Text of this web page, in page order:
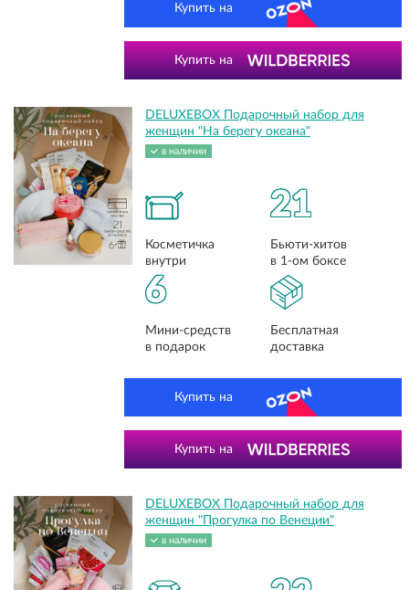
Купить на
Купить на
DELUXEBOX Подарочный набор для
женщин "На берегу океана"
в наличии
Косметичка
внутри
21
Бьюти-хитов
в 1-ом боксе
6
Мини-средств
в подарок
Бесплатная
доставка
Купить на
Купить на
DELUXEBOX Подарочный набор для
женщин "Прогулка по Венеции"
в наличии